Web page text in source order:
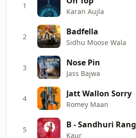
1
Karan Aujla
2 Badfella
Sidhu Moose Wala
3 Nose Pin
Jass Bajwa
4 Jatt Wallon Sorry
Romey Maan
5 B - Sandhuri Rang
Kaur